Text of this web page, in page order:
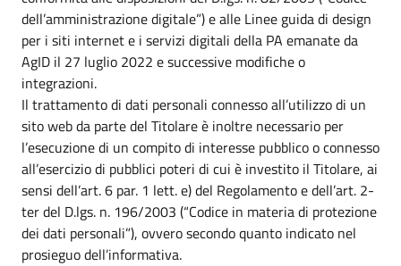
dell’amministrazione digitale”) e alle Linee guida di design
per i siti internet e i servizi digitali della PA emanate da
AgID il 27 luglio 2022 e successive modifiche o
integrazioni.
Il trattamento di dati personali connesso all’utilizzo di un
sito web da parte del Titolare è inoltre necessario per
l’esecuzione di un compito di interesse pubblico o connesso
all’esercizio di pubblici poteri di cui è investito il Titolare, ai
sensi dell’art. 6 par. 1 lett. e) del Regolamento e dell’art. 2-
ter del D.lgs. n. 196/2003 (“Codice in materia di protezione
dei dati personali”), ovvero secondo quanto indicato nel
prosieguo dell’informativa.